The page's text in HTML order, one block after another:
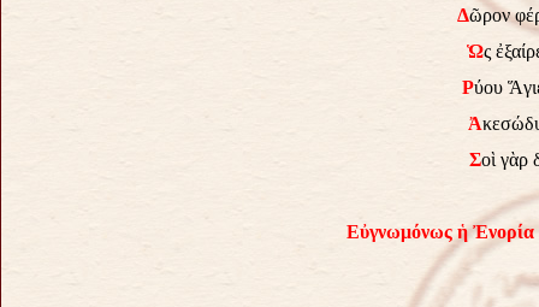
Δῶρον
Ὡς
Ρύου
Ἀ
Σοὶ γὰρ
Εὐγνωμόνως ἡ Ἐνορία